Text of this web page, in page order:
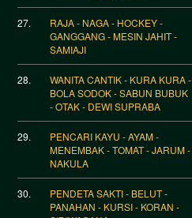
27.
RAJA - NAGA - HOCKEY -
GANGGANG - MESIN JAHIT -
SAMIAJI
28.
WANITA CANTIK - KURA KURA -
BOLA SODOK - SABUN BUBUK
- OTAK - DEWI SUPRABA
29.
PENCARI KAYU - AYAM -
MENEMBAK - TOMAT - JARUM -
NAKULA
30.
PENDETA SAKTI - BELUT -
PANAHAN - KURSI - KORAN -